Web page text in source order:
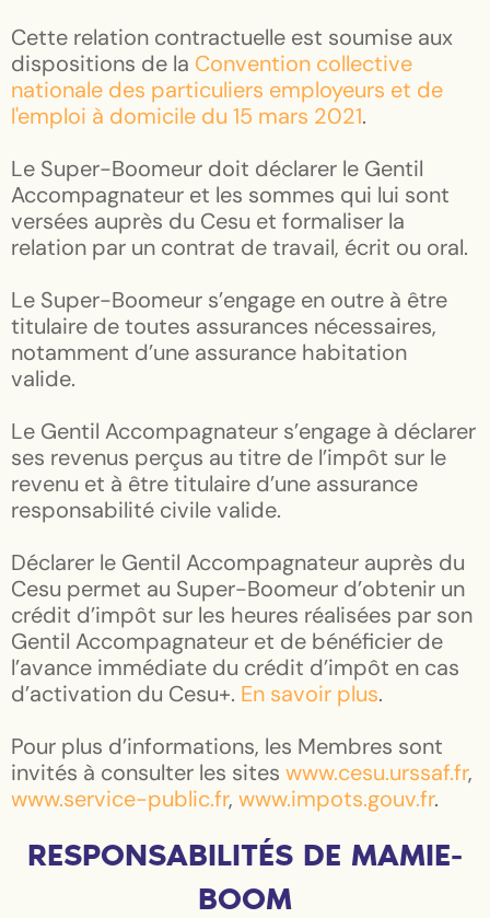
Cette relation contractuelle est soumise aux
dispositions de la Convention collective
nationale des particuliers employeurs et de
l'emploi à domicile du 15 mars 2021.
Le Super-Boomeur doit déclarer le Gentil
Accompagnateur et les sommes qui lui sont
versées auprès du Cesu et formaliser la
relation par un contrat de travail, écrit ou oral.
Le Super-Boomeur s’engage en outre à être
titulaire de toutes assurances nécessaires,
notamment d’une assurance habitation
valide.
Le Gentil Accompagnateur s’engage à déclarer
ses revenus perçus au titre de l’impôt sur le
revenu et à être titulaire d’une assurance
responsabilité civile valide.
Déclarer le Gentil Accompagnateur auprès du
Cesu permet au Super-Boomeur d’obtenir un
crédit d’impôt sur les heures réalisées par son
Gentil Accompagnateur et de bénéficier de
l’avance immédiate du crédit d’impôt en cas
d’activation du Cesu+. En savoir plus.
Pour plus d’informations, les Membres sont
invités à consulter les sites www.cesu.urssaf.fr,
www.service-public.fr, www.impots.gouv.fr.
RESPONSABILITÉS DE MAMIE-
BOOM